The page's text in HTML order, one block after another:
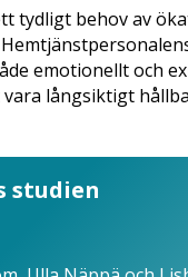
tydligt behov av
emotionellt och
långsiktigt
studien